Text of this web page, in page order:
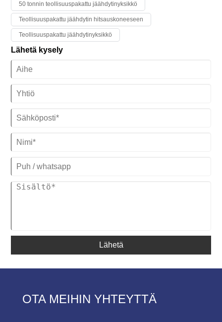
50 tonnin teollisuuspakattu jäähdytinyksikkö
Teollisuuspakattu jäähdytin hitsauskoneeseen
Teollisuuspakattu jäähdytinyksikkö
Lähetä kysely
Lähetä
OTA MEIHIN YHTEYTTÄ